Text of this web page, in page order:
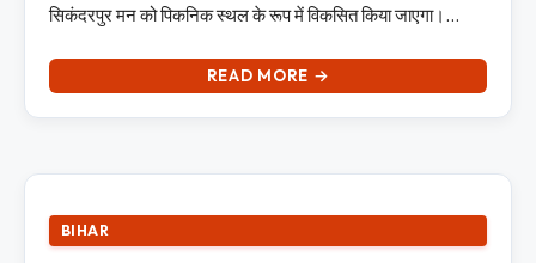
सिकंदरपुर मन को पिकनिक स्थल के रूप में विकसित किया जाएगा।…
READ MORE →
BIHAR